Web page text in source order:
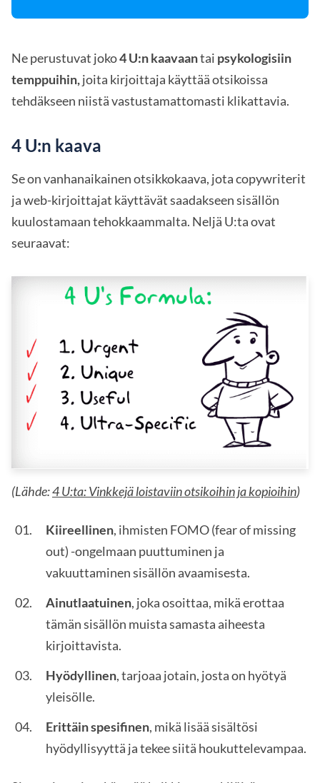
Ne perustuvat joko4 U:n kaavaantai psykologisiin
temppuihin,joita kirjoittaja käyttää otsikoissa
tehdäkseen niistä vastustamattomasti klikattavia.
4 U:n kaava
Se on vanhanaikainen otsikkokaava, jota copywriterit
ja web-kirjoittajat käyttävät saadakseen sisällön
kuulostamaan tehokkaammalta. Neljä U:ta ovat
seuraavat:
(Lähde:4 U:ta: Vinkkejä loistaviin otsikoihin ja kopioihin)
Kiireellinen, ihmisten FOMO (fear of missing
out) -ongelmaan puuttuminen ja
vakuuttaminen sisällön avaamisesta.
Ainutlaatuinen, joka osoittaa, mikä erottaa
tämän sisällön muista samasta aiheesta
kirjoittavista.
Hyödyllinen, tarjoaa jotain, josta on hyötyä
yleisölle.
Erittäin spesifinen, mikä lisää sisältösi
hyödyllisyyttä ja tekee siitä houkuttelevampaa.